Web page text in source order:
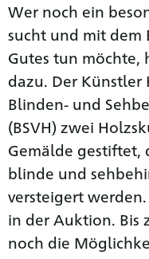
Wer noch ein
sucht und mit dem
Gutes tun möchte,
dazu. Der
Blinden- und
(BSVH) zwei
Gemälde gestiftet,
blinde und
versteigert
in der Auktion. Bis
noch die